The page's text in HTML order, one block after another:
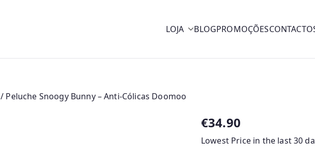
LOJA BLOGPROMOÇÕES
/ Peluche Snoogy Bunny – Anti-Cólicas Doomoo
€34.90
Lowest Price in the last 30